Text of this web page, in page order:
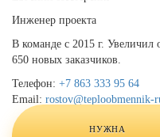
Инженер проекта
В команде с 2015 г. Увеличил
650 новых заказчиков.
Телефон: +7 863 333 95 64
Email: rostov@teploobmennik-
НУЖНА